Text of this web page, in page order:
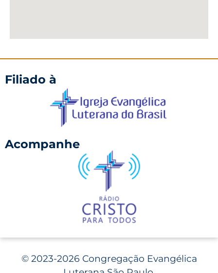
Filiado à
Acompanhe
©2023-2026 Congregação Evangélica